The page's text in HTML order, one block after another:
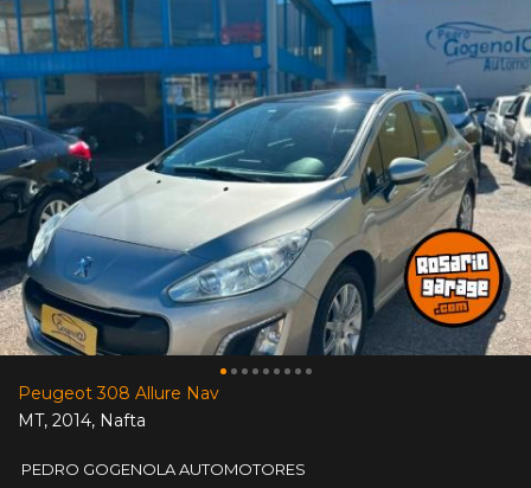
Peugeot 308 Allure Nav
MT, 2014, Nafta
PEDRO GOGENOLA AUTOMOTORES